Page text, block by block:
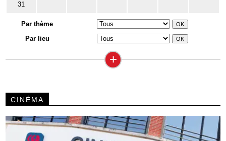
31
Par thème
Par lieu
+
CINÉMA